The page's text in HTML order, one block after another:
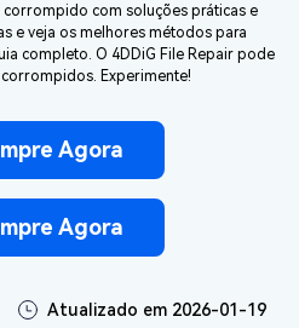
com soluções práticas e
e veja os melhores métodos para
completo. O 4DDiG File Repair pode
Experimente!
Agora
Agora
Atualizado em 2026-01-19